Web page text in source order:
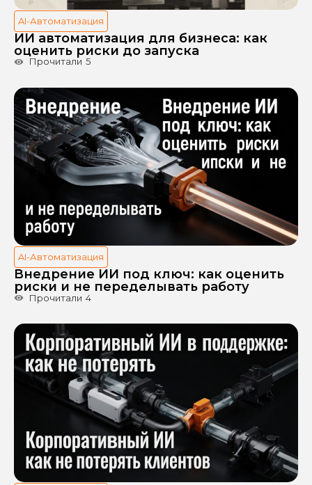
AI-Автоматизация
ИИ автоматизация для бизнеса: как
оценить риски до запуска
Прочитали 5
AI-Автоматизация
Внедрение ИИ под ключ: как оценить
риски и не переделывать работу
Прочитали 4